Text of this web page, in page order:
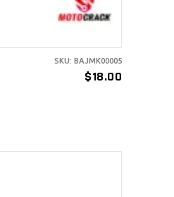
$18.00
SKU: BAJMK00005